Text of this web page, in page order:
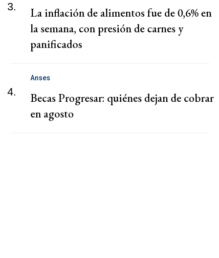
3.
La inflación de alimentos fue de 0,6% en
la semana, con presión de carnes y
panificados
4.
Anses
Becas Progresar: quiénes dejan de cobrar
en agosto